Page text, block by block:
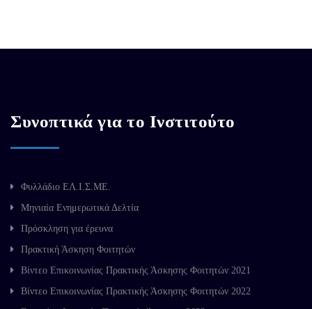
Συνοπτικά για το Ινστιτούτο
Φυλλάδιο ΕΛ.Ι.Σ.ΜΕ.
Μηνιαία Ενημερωτικά Δελτία
Πρόσκληση για έρευνα
Πρακτική Άσκηση Φοιτητών
Βίντεο Επικοινωνίας Πρακτικής Άσκησης Φοιτητών 2021
Βίντεο Επικοινωνίας Πρακτικής Άσκησης Φοιτητών 2022